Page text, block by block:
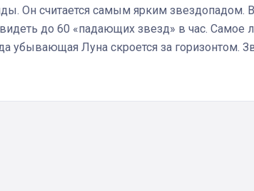
Он считается самым ярким звездопадом.
до 60 «падающих звезд» в час. Самое
убывающая Луна скроется за горизонтом.